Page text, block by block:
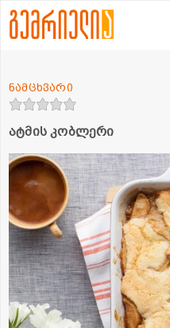
ატმის კობლერი
ნამცხვარი